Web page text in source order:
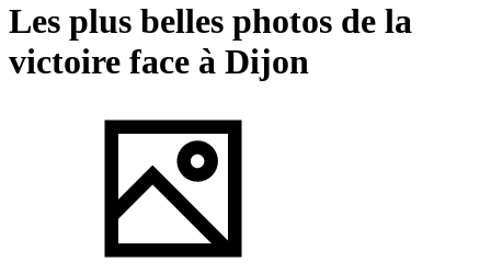
Les plus belles photos de la
victoire face à Dijon